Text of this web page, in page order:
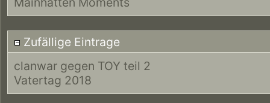
Zufällige Eintrage
clanwar gegen TOY teil 2
Vatertag 2018